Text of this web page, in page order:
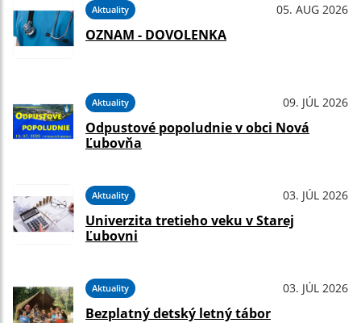
Aktuality 05. AUG 2026
OZNAM - DOVOLENKA
Aktuality 09. JÚL 2026
Odpustové popoludnie v obci Nová
Ľubovňa
Aktuality 03. JÚL 2026
Univerzita tretieho veku v Starej
Ľubovni
Aktuality 03. JÚL 2026
Bezplatný detský letný tábor